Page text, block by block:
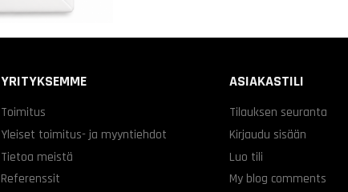
YRITYKSEMME
Toimitus
Yleiset toimitus- ja myyntiehdot
Tietoa meistä
Referenssit
ASIAKASTILI
Tilauksen seuranta
Kirjaudu sisään
Luo tili
My blog comments